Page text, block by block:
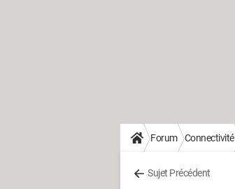
Forum Connectivité
Sujet Précédent